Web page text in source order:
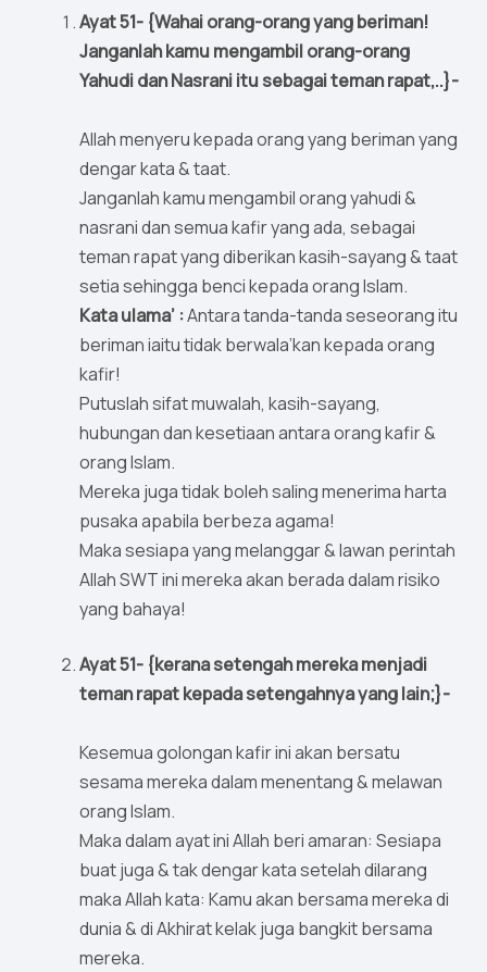
Ayat 51- {Wahai orang-orang yang beriman!
Janganlah kamu mengambil orang-orang
Yahudi dan Nasrani itu sebagai teman rapat,..}-
Allah menyeru kepada orang yang beriman yang
dengar kata & taat.
Janganlah kamu mengambil orang yahudi &
nasrani dan semua kafir yang ada, sebagai
teman rapat yang diberikan kasih-sayang & taat
setia sehingga benci kepada orang Islam.
Kata ulama’ :Antara tanda-tanda seseorang itu
beriman iaitu tidak berwala’kan kepada orang
kafir!
Putuslah sifat muwalah, kasih-sayang,
hubungan dan kesetiaan antara orang kafir &
orang Islam.
Mereka juga tidak boleh saling menerima harta
pusaka apabila berbeza agama!
Maka sesiapa yang melanggar & lawan perintah
Allah SWT ini mereka akan berada dalam risiko
yang bahaya!
Ayat 51- {kerana setengah mereka menjadi
teman rapat kepada setengahnya yang lain;}-
Kesemua golongan kafir ini akan bersatu
sesama mereka dalam menentang & melawan
orang Islam.
Maka dalam ayat ini Allah beri amaran: Sesiapa
buat juga & tak dengar kata setelah dilarang
maka Allah kata: Kamu akan bersama mereka di
dunia & di Akhirat kelak juga bangkit bersama
mereka.